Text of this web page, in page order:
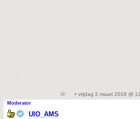
• vrijdag 2 maart 2018 @
Moderator
UIO_AMS